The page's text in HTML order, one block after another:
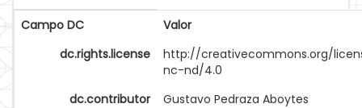
Campo DC
Valor
dc.rights.license
http://creativecommons.org/
nc-nd/4.0
dc.contributor
Gustavo Pedraza Aboytes